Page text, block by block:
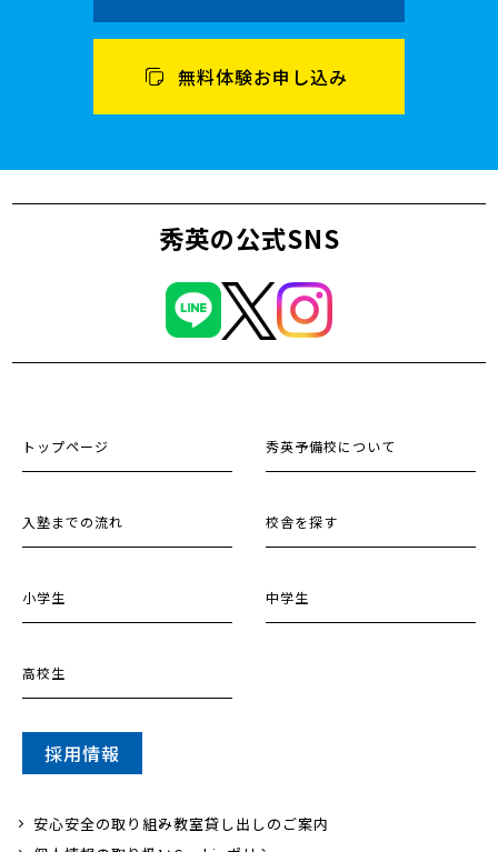
無料体験お申し込み
秀英の公式SNS
トップページ 秀英予備校について
入塾までの流れ 校舎を探す
小学生 中学生
高校生
採用情報
安心安全の取り組み教室貸し出しのご案内